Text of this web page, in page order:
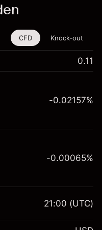
outs is
instrument.
CFD Knock-out
0.11
$1,000.00
-0.02157%
-0.00065%
21:00 (UTC)